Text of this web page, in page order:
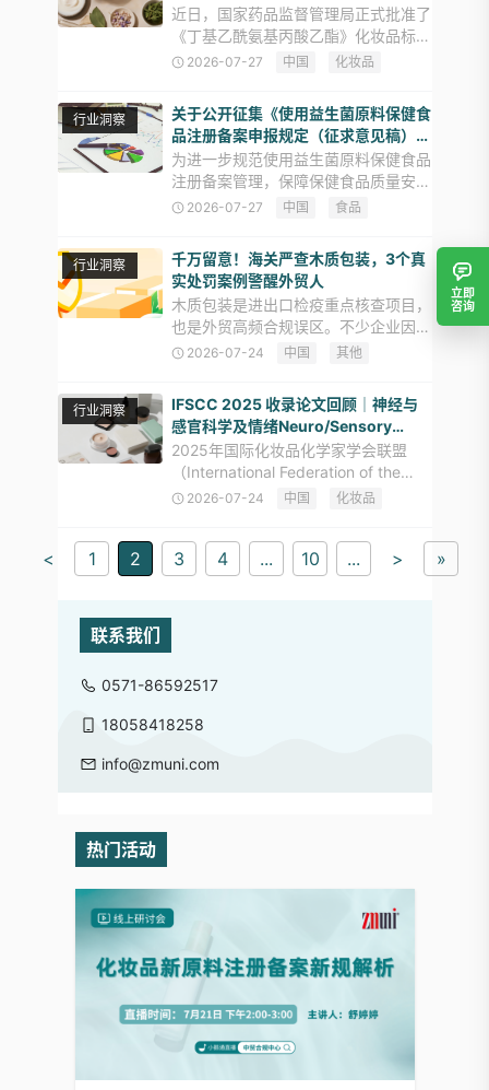
快速立项
近日，国家药品监督管理局正式批准了
《丁基乙酰氨基丙酸乙酯》化妆品标准
立项。丁基乙酰氨基丙酸乙酯（驱蚊
淆的合规乱象。此次专项标准的制定
2026-07-27 中国 化妆品
行业洞察
关于公开征集《使用益生菌原料保健食
品注册备案申报规定（征求意见稿）》
意见建议的公告
为进一步规范使用益生菌原料保健食品
注册备案管理，保障保健食品质量安
全，市场监管总局组织对《益生菌类保
了修订，形成了《使用益生菌原料保健
食品注册备案申报规定（征求意见稿
2026-07-27 中国 食品
行业洞察
千万留意！海关严查木质包装，3个真
实处罚案例警醒外贸人
木质包装是进出口检疫重点核查项目，
也是外贸高频合规误区。不少企业因申
报不当、包装不合规，导致货物滞港、
核心法规要求。 依据海关总署相
2026-07-24 中国 其他
行业洞察
IFSCC 2025 收录论文回顾｜神经与
感官科学及情绪Neuro/Sensory
Sciences/Emotions前沿
2025年国际化妆品化学家学会联盟
（International Federation of the
Societies of Cosmetic Chemists，简
2026-07-24 中国 化妆品
< 1 2 3 4 ... 10 ... > »
联系我们
0571-86592517
18058418258
info@zmuni.com
热门活动
立即
咨询